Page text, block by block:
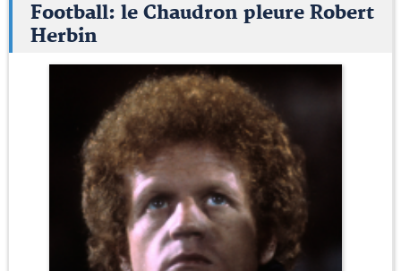
Football: le Chaudron pleure Robert
Herbin